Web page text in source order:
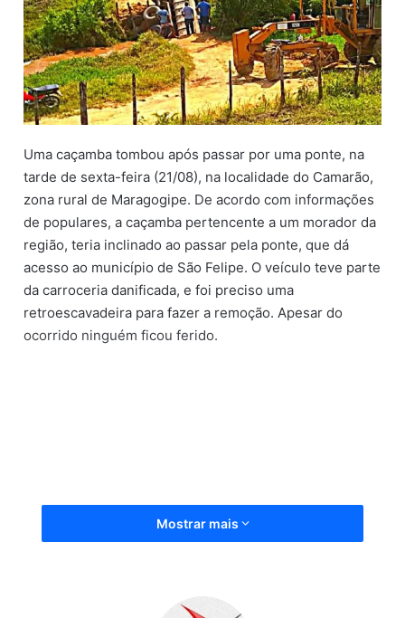
-
m
a
i
l
Uma caçamba tombou após passar por uma ponte, na
tarde de sexta-feira (21/08), na localidade do Camarão,
zona rural de Maragogipe. De acordo com informações
de populares, a caçamba pertencente a um morador da
região, teria inclinado ao passar pela ponte, que dá
acesso ao município de São Felipe. O veículo teve parte
da carroceria danificada, e foi preciso uma
retroescavadeira para fazer a remoção. Apesar do
ocorrido ninguém ficou ferido.
Comunicação, (22/08/2020)
Mostrar mais